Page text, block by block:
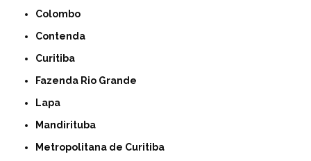
Colombo
Contenda
Curitiba
Fazenda Rio Grande
Lapa
Mandirituba
Metropolitana de Curitiba